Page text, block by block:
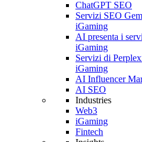
ChatGPT SEO
Servizi SEO
iGaming
AI presenta i
iGaming
Servizi di
iGaming
AI Influencer
AI SEO
Industries
Web3
iGaming
Fintech